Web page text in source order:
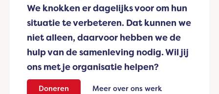
We knokken er dagelijks voor om hun
situatie te verbeteren. Dat kunnen we
niet alleen, daarvoor hebben we de
hulp van de samenleving nodig. Wil jij
ons met je organisatie helpen?
Doneren Meer over ons werk